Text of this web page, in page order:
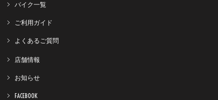
バイク一覧
ご利用ガイド
よくあるご質問
店舗情報
お知らせ
FACEBOOK